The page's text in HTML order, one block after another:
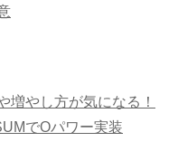
増やし方が気になる！
でOパワー実装